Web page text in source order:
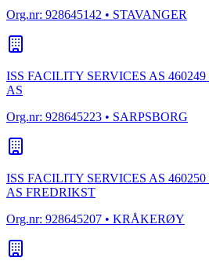
Org.nr: 928645142 • STAVANGER
ISS FACILITY SERVICES AS
AS
Org.nr: 928645223 • SARPSBORG
ISS FACILITY SERVICES AS
AS FREDRIKST
Org.nr: 928645207 • KRÅKERØY